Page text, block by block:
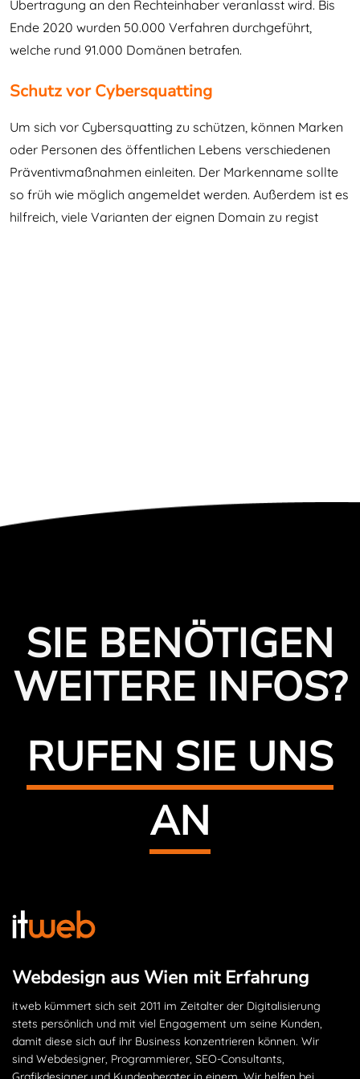
Übertragung an den Rechteinhaber veranlasst wird. Bis
Ende 2020 wurden 50.000 Verfahren durchgeführt,
welche rund 91.000 Domänen betrafen.
Schutz vor Cybersquatting
Um sich vor Cybersquatting zu schützen, können Marken
oder Personen des öffentlichen Lebens verschiedenen
Präventivmaßnahmen einleiten. Der Markenname sollte
so früh wie möglich angemeldet werden. Außerdem ist es
hilfreich, viele Varianten der eignen Domain zu regist
SIE BENÖTIGEN
WEITERE INFOS?
RUFEN SIE UNS
AN
Webdesign aus Wien mit Erfahrung
itweb kümmert sich seit 2011 im Zeitalter der Digitalisierung
stets persönlich und mit viel Engagement um seine Kunden,
damit diese sich auf ihr Business konzentrieren können. Wir
sind Webdesigner, Programmierer, SEO-Consultants,